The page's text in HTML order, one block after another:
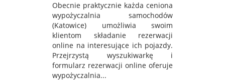
Obecnie praktycznie każda ceniona
wypożyczalnia samochodów
(Katowice) umożliwia swoim
klientom składanie rezerwacji
online na interesujące ich pojazdy.
Przejrzystą wyszukiwarkę i
formularz rezerwacji online oferuje
wypożyczalnia...